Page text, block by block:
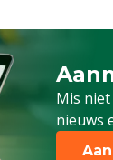
Mis
nieuws
Schrijf